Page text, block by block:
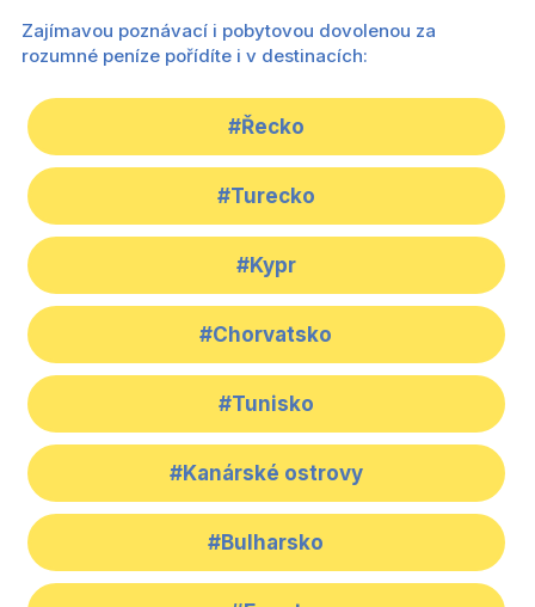
Zajímavou poznávací i pobytovou dovolenou za
rozumné peníze pořídíte i v destinacích:
#Řecko
#Turecko
#Kypr
#Chorvatsko
#Tunisko
#Kanárské ostrovy
#Bulharsko